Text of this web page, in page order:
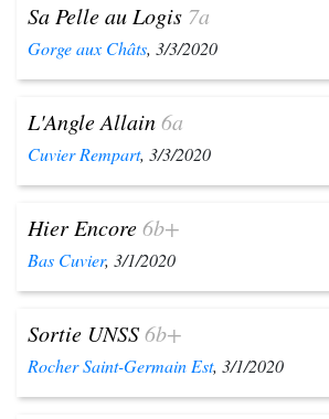
Sa Pelle au Logis 7a
Gorge aux Châts, 3/3/2020
L'Angle Allain6a
Cuvier Rempart, 3/3/2020
Hier Encore6b+
Bas Cuvier, 3/1/2020
Sortie UNSS6b+
Rocher Saint-Germain Est, 3/1/2020